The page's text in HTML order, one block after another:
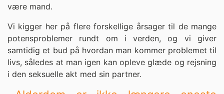
være mand.
Vi kigger her på flere forskellige årsager til de mange
potensproblemer rundt om i verden, og vi giver
samtidig et bud på hvordan man kommer problemet til
livs, således at man igen kan opleve glæde og rejsning
i den seksuelle akt med sin partner.